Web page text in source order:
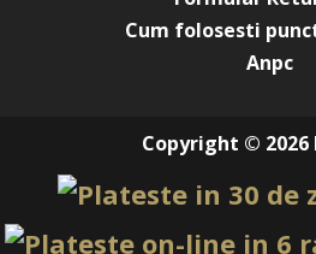
Nu, are un efect delicat și
2. Este potrivit pentru manichiuri
3. Ce bază evidențiază cel mai
Baza albă sau nude deschis.
Cum folosesti
Anpc
Copyright © 2026